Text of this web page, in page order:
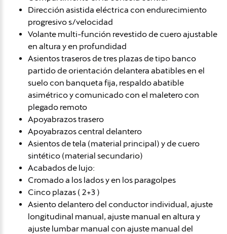
Dirección asistida eléctrica con endurecimiento
progresivo s/velocidad
Volante multi-función revestido de cuero ajustable
en altura y en profundidad
Asientos traseros de tres plazas de tipo banco
partido de orientación delantera abatibles en el
suelo con banqueta fija, respaldo abatible
asimétrico y comunicado con el maletero con
plegado remoto
Apoyabrazos trasero
Apoyabrazos central delantero
Asientos de tela (material principal) y de cuero
sintético (material secundario)
Acabados de lujo:
Cromado a los lados y en los paragolpes
Cinco plazas ( 2+3 )
Asiento delantero del conductor individual, ajuste
longitudinal manual, ajuste manual en altura y
ajuste lumbar manual con ajuste manual del